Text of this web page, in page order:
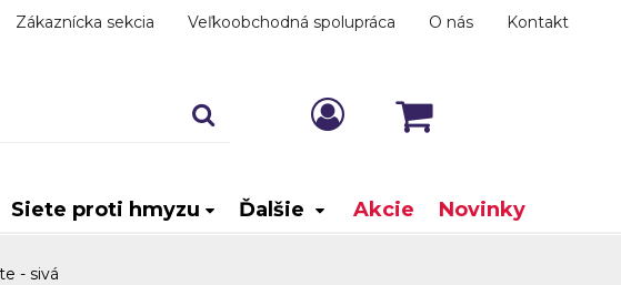
Zákaznícka sekcia Veľkoobchodná spolupráca O nás Kontakt
Siete proti hmyzu Ďalšie Akcie Novinky
- sivá